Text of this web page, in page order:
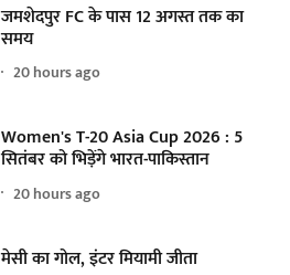
जमशेदपुर FC के पास 12 अगस्त तक का
समय
20 hours ago
Women's T-20 Asia Cup 2026 : 5
सितंबर को भिड़ेंगे भारत-पाकिस्तान
20 hours ago
मेसी का गोल, इंटर मियामी जीता